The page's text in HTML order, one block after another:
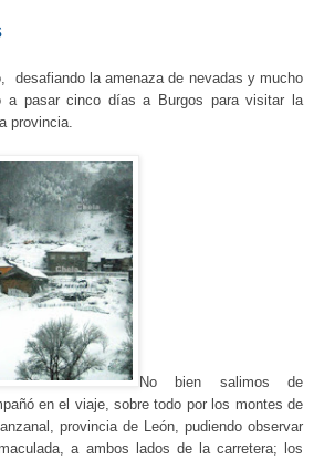
desafiando la amenaza de nevadas y mucho
pasar cinco días a Burgos para visitar la
provincia.
No bien salimos de
enel viaje, sobre todo por los montes de
provincia de León, pudiendo observar
a ambos lados de la carretera; los